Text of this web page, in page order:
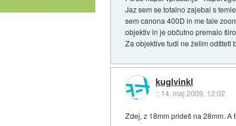
Jaz sem se totalno zajebal s
sem canona 400D in me tale
objektiv in je občutno premalo
Za objektive tudi ne želim odšteti
kuglvinkl
:: 14. maj 2009, 12:02
Zdej, z 18mm prideš na 28mm.